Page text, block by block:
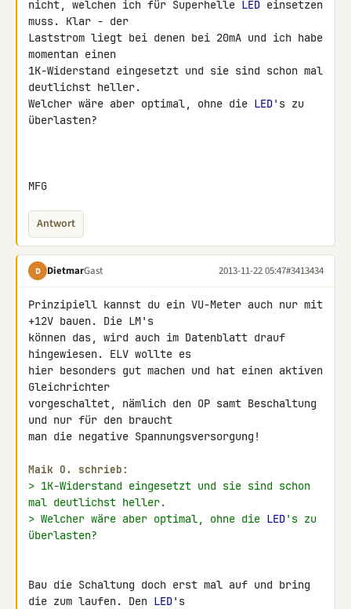
nicht, welchen ich für Superhelle LED einsetzen
muss. Klar - der
Laststrom liegt bei denen bei 20mA und ich habe
momentan einen
1K-Widerstand eingesetzt und sie sind schon mal
deutlichst heller.
Welcher wäre aber optimal, ohne die LED's zu
überlasten?
MFG
Antwort
D DietmarGast 2013-11-22 05:47#3413434
Prinzipiell kannst du ein VU-Meter auch nur mit
+12V bauen. Die LM's
können das, wird auch im Datenblatt drauf
hingewiesen. ELV wollte es
hier besonders gut machen und hat einen aktiven
Gleichrichter
vorgeschaltet, nämlich den OP samt Beschaltung
und nur für den braucht
man die negative Spannungsversorgung!
Maik O. schrieb:
> 1K-Widerstand eingesetzt und sie sind schon
mal deutlichst heller.
> Welcher wäre aber optimal, ohne die LED's zu
überlasten?
Bau die Schaltung doch erst mal auf und bring
die zum laufen. Den LED's